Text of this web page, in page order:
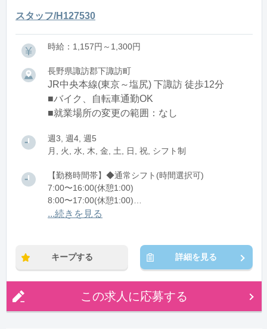
スタッフ/H127530
時給：1,157円～1,300円
長野県諏訪郡下諏訪町
JR中央本線(東京～塩尻) 下諏訪 徒歩12分
■バイク、自転車通勤OK
■就業場所の変更の範囲：なし
週3, 週4, 週5
月, 火, 水, 木, 金, 土, 日, 祝, シフト制
【勤務時間帯】◆通常シフト(時間選択可)
7:00〜16:00(休憩1:00)
8:00〜17:00(休憩1:00)
12:00〜21:00(休憩1:00)
...続きを見る
キープする 詳細を見る
この求人に応募する